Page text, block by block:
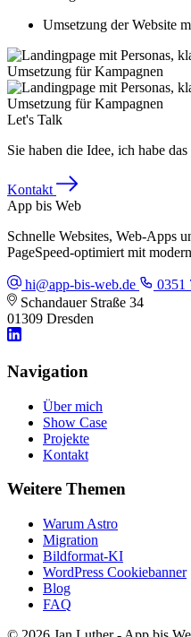
Umsetzung der Website
Let's Talk
Sie haben die Idee, ich habe
Kontakt
App bis Web
Schnelle Websites, Web-Apps
PageSpeed-optimiert mit
hi@app-bis-web.de
0351
Schandauer Straße 34
01309 Dresden
Navigation
Über mich
Show Case
Projekte
Kontakt
Weitere Themen
Warum Astro
Migration
Bildformat-KI
WordPress Cookiebanner
Blog
FAQ